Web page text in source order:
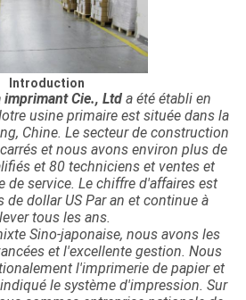
Introduction
Cie., Ltda été établi en
usine primaire est située dans la
Chine. Le secteur de construction
et nous avons environ plus de
et 80 techniciens et ventes et
de service. Le chiffre d'affaires est
dollar US Par an et continue à
tous les ans.
Sino-japonaise, nous avons les
et l'excellente gestion. Nous
l'imprimerie de papier et
le système d'impression. Sur